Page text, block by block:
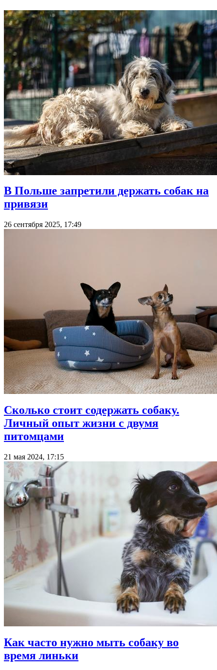
В Польше запретили держать собак на
привязи
26 сентября 2025, 17:49
Сколько стоит содержать собаку.
Личный опыт жизни с двумя
питомцами
21 мая 2024, 17:15
Как часто нужно мыть собаку во
время линьки